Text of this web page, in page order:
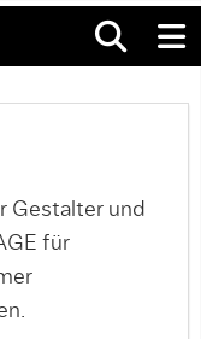
Gestalter und
für